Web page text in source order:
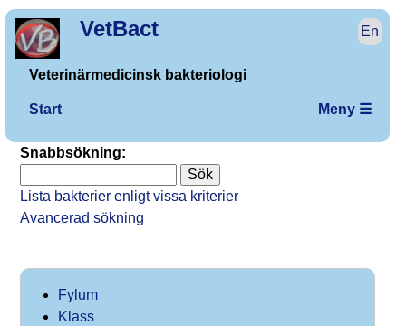
VetBact En
Veterinärmedicinsk bakteriologi
Start Meny ☰
Snabbsökning:
Lista bakterier enligt vissa kriterier
Avancerad sökning
Fylum
Klass